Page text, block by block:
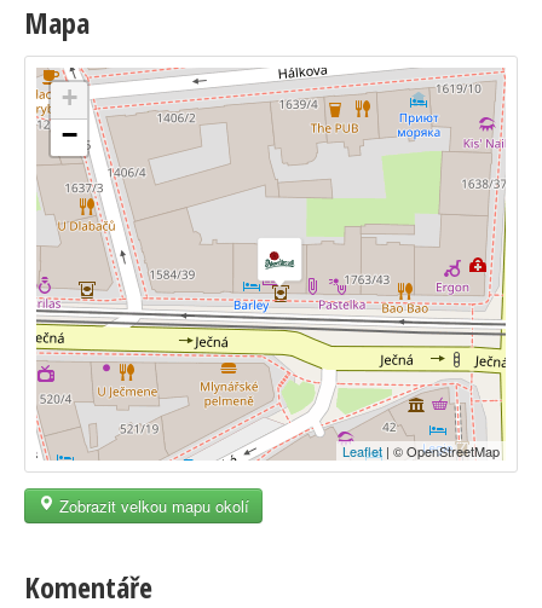
Mapa
+
−
Leaflet | © OpenStreetMap
Zobrazit velkou mapu okolí
Komentáře